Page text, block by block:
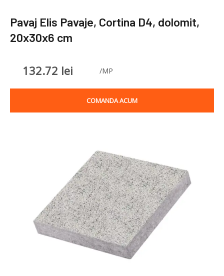
Pavaj Elis Pavaje, Cortina D4, dolomit,
20x30x6 cm
132.72 lei /MP
COMANDA ACUM